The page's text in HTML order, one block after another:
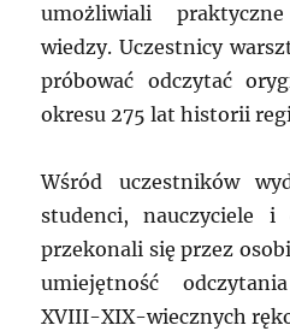
umożliwiali
wiedzy. Uczestnicy
próbować odczytać
okresu 275 lat historii
Wśród uczestników
studenci, nauczyciele i
przekonali się przez
umiejętność
XVIII-XIX-wiecznych